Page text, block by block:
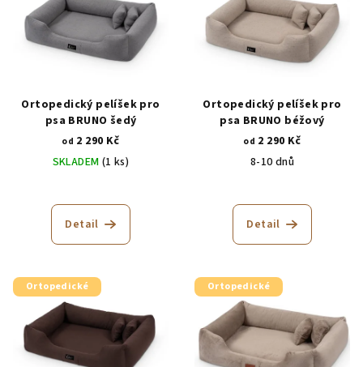
Ortopedický pelíšek pro
psa BRUNO šedý
od 2 290 Kč
SKLADEM (1 ks)
hodnocení
produktu
hvězdiček.
Detail
Ortopedický pelíšek pro
psa BRUNO béžový
od 2 290 Kč
8-10 dnů
hodnocení
produktu
hvězdiček.
Detail
Ortopedické Ortopedické